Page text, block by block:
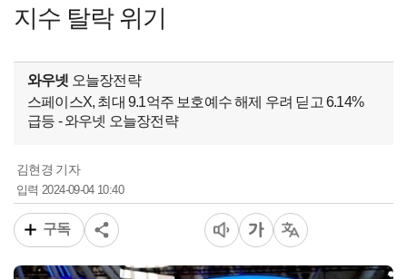
지수 탈락 위기
와우넷 오늘장전략
스페이스X, 최대 9.1억주 보호예수 해제 우려 딛고 6.14%
급등 - 와우넷 오늘장전략
김현경 기자
입력 2024-09-04 10:40
구독